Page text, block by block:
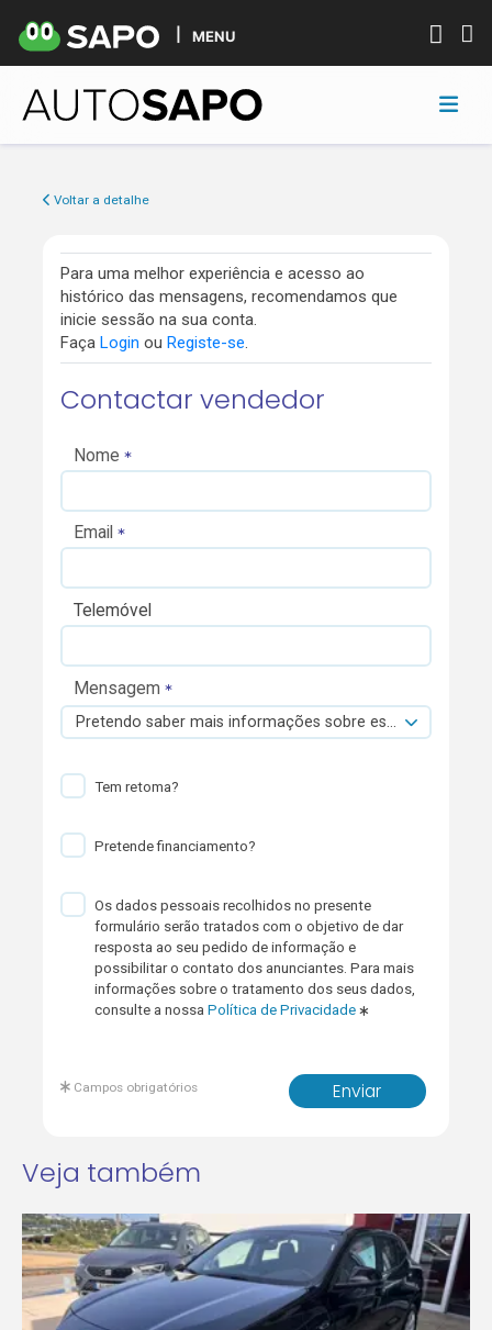
MENU
Voltar a detalhe
Para uma melhor experiência e acesso ao
histórico das mensagens, recomendamos que
inicie sessão na sua conta.
Faça Login ou Registe-se.
Contactar vendedor
Nome
Email
Telemóvel
Mensagem
Pretendo saber mais informações sobre esta viatura.
Tem retoma?
Pretende financiamento?
Os dados pessoais recolhidos no presente
formulário serão tratados com o objetivo de dar
resposta ao seu pedido de informação e
possibilitar o contato dos anunciantes. Para mais
informações sobre o tratamento dos seus dados,
consulte a nossaPolítica de Privacidade
Enviar
Campos obrigatórios
Veja também